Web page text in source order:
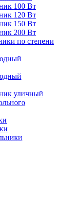
100 Вт
120 Вт
150 Вт
200 Вт
по степени
уличный